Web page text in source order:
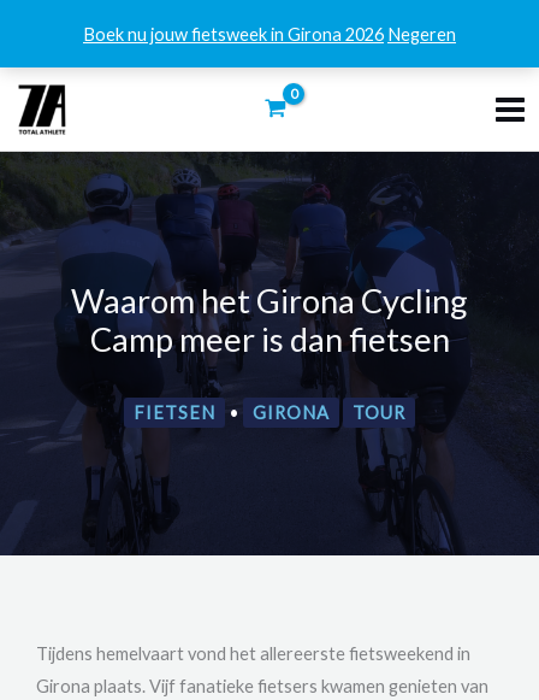
Boek nu jouw fietsweek in Girona 2026 Negeren
Ga
naar
de
inhoud
Waarom het Girona Cycling
Camp meer is dan fietsen
FIETSEN • GIRONA TOUR
Tijdens hemelvaart vond het allereerste fietsweekend in
Girona plaats. Vijf fanatieke fietsers kwamen genieten van